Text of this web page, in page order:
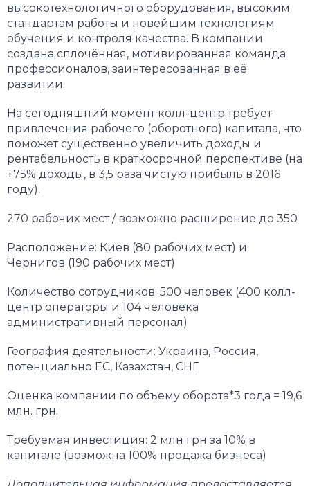
высокотехнологичного оборудования, высоким
стандартам работы и новейшим технологиям
обучения и контроля качества. В компании
создана сплочённая, мотивированная команда
профессионалов, заинтересованная в её
развитии.
На сегодняшний момент колл-центр требует
привлечения рабочего (оборотного) капитала, что
поможет существенно увеличить доходы и
рентабельность в краткосрочной перспективе (на
+75% доходы, в 3,5 раза чистую прибыль в 2016
году).
270 рабочих мест / возможно расширение до 350
Расположение: Киев (80 рабочих мест) и
Чернигов (190 рабочих мест)
Количество сотрудников: 500 человек (400 колл-
центр операторы и 104 человека
административный персонал)
География деятельности: Украина, Россия,
потенциально ЕС, Казахстан, СНГ
Оценка компании по объему оборота*3 года = 19,6
млн. грн.
Требуемая инвестиция: 2 млн грн за 10% в
капитале (возможна 100% продажа бизнеса)